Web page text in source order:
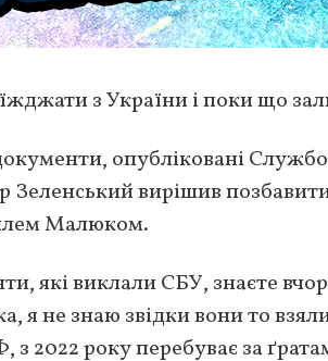
з України і поки що
опубліковані
вирішив
Малюком.
які виклали СБУ, знаєте
я не знаю звідки вони то
з 2022 року перебуває за